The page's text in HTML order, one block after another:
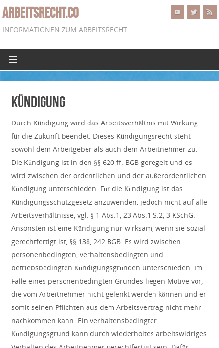
ARBEITSRECHT.CO
INFORMATIONEN ZUM ARBEITSRECHT
Kündigung
Durch Kündigung wird das Arbeitsverhältnis mit Wirkung
für die Zukunft beendet. Dieses Kündigungsrecht steht
sowohl dem Arbeitgeber als auch dem Arbeitnehmer zu.
Die Kündigung ist in den §§ 620 ff. BGB geregelt und es
wird zwischen der ordentlichen und der außerordentlichen
Kündigung unterschieden. Für die Kündigung ist das
Kündigungsschutzgesetz anzuwenden, jedoch nicht auf alle
Arbeitsverhältnisse, vgl. § 1 Abs.1, 23 Abs.1 S.2, 3 KSchG.
Ansonsten ist eine Kündigung nur wirksam, wenn sie sozial
gerechtfertigt ist, §§ 138, 242 BGB. Es wird zwischen
personenbedingten, verhaltensbedingten und
betriebsbedingten Kündigungsgründen unterschieden. Im
Falle eines personenbedingten Grundes liegen Motive vor,
die vom Arbeitnehmer nicht gelenkt werden können und er
somit seinen Pflichten aus dem Arbeitsvertrag nicht mehr
nachkommen kann. Ein verhaltensbedingter
Kündigungsgrund kann durch wiederholtes arbeitswidriges